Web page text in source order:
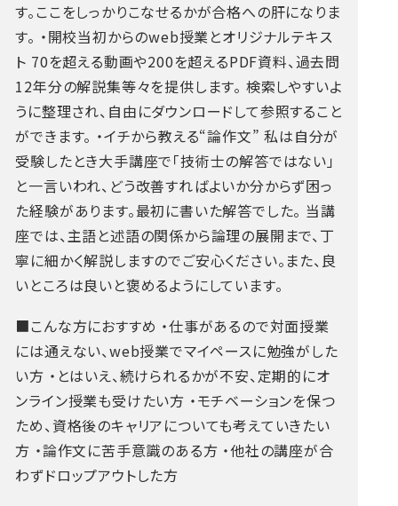
す。ここをしっかりこなせるかが合格への肝になりま
す。 ・開校当初からのweb授業とオリジナルテキス
ト 70を超える動画や200を超えるPDF資料、過去問
12年分の解説集等々を提供します。 検索しやすいよ
うに整理され、自由にダウンロードして参照すること
ができます。 ・イチから教える“論作文” 私は自分が
受験したとき大手講座で「技術士の解答ではない」
と一言いわれ、どう改善すればよいか分からず困っ
た経験があります。最初に書いた解答でした。 当講
座では、主語と述語の関係から論理の展開まで、丁
寧に細かく解説しますのでご安心ください。また、良
いところは良いと褒めるようにしています。
■こんな方におすすめ ・仕事があるので対面授業
には通えない、web授業でマイペースに勉強がした
い方 ・とはいえ、続けられるかが不安、定期的にオ
ンライン授業も受けたい方 ・モチベーションを保つ
ため、資格後のキャリアについても考えていきたい
方 ・論作文に苦手意識のある方 ・他社の講座が合
わずドロップアウトした方